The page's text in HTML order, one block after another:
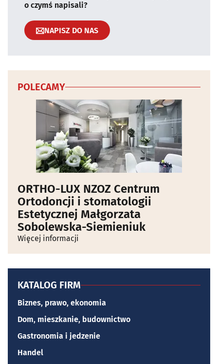
o czymś napisali?
NAPISZ DO NAS
POLECAMY
ORTHO-LUX NZOZ Centrum
Ortodoncji i stomatologii
Estetycznej Małgorzata
Sobolewska-Siemieniuk
Więcej informacji
KATALOG FIRM
Biznes, prawo, ekonomia
Dom, mieszkanie, budownictwo
Gastronomia i jedzenie
Handel